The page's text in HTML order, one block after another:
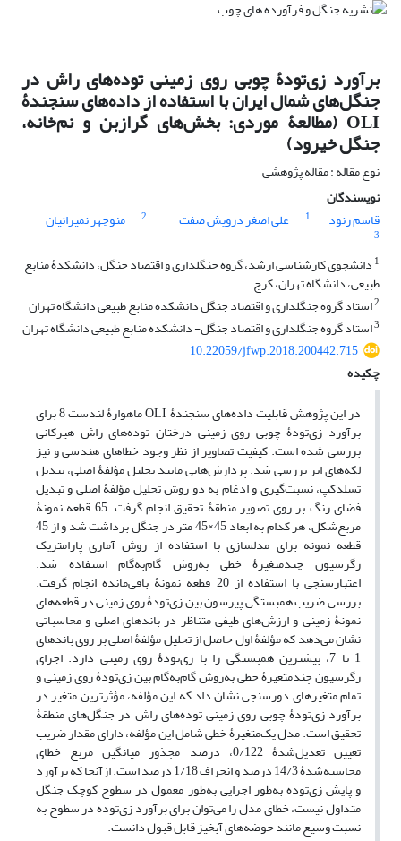
برآورد زی‌تودۀ چوبی روی زمینی توده‌های راش در
جنگل‌های شمال ایران با استفاده از داده‌های سنجندۀ
OLI (مطالعۀ موردی: بخش‌های گرازبن و نم‌خانه،
جنگل خیرود)
نوع مقاله : مقاله پژوهشی
نویسندگان
قاسم رنود
1 علی اصغر درویش صفت 2 منوچهر نمیرانیان
3
1 دانشجوی کارشناسی ارشد، گروه جنگلداری و اقتصاد جنگل، دانشکدۀ منابع
طبیعی، دانشگاه تهران، کرج
2استاد گروه جنگلداری و اقتصاد جنگل دانشکده منابع طبیعی دانشگاه تهران
3استاد گروه جنگلداری و اقتصاد جنگل- دانشکده منابع طبیعی دانشگاه تهران
10.22059/jfwp.2018.200442.715
چکیده
در این پژوهش قابلیت داده‌های سنجندۀ OLI ماهوارۀ لندست 8 برای
برآورد زی‌تودۀ چوبی روی زمینی درختان توده‌های راش هیرکانی
بررسی شده است. کیفیت تصاویر از نظر وجود خطاهای هندسی و نیز
لکه‌های ابر بررسی شد. پردازش‌هایی مانند تحلیل مؤلفۀ اصلی، تبدیل
تسلدکپ، نسبت‌گیری و ادغام به دو روش تحلیل مؤلفۀ اصلی و تبدیل
فضای رنگ بر روی تصویر منطقۀ تحقیق انجام گرفت. 65 قطعه نمونۀ
مربع‌شکل، هر کدام به ابعاد 45×45 متر در جنگل برداشت شد و از 45
قطعه نمونه برای مدلسازی با استفاده از روش آماری پارامتریک
رگرسیون چندمتغیرۀ خطی به‌روش گام‌به‌گام استفاده شد.
اعتبارسنجی با استفاده از 20 قطعه نمونۀ باقی‌مانده انجام گرفت.
بررسی ضریب همبستگی پیرسون بین زی‌تودۀ روی زمینی در قطعه‌های
نمونۀ زمینی و ارزش‌های طیفی متناظر در باندهای اصلی و محاسباتی
نشان می‌دهد که مؤلفۀ اول حاصل از تحلیل مؤلفۀ اصلی بر روی باندهای
1 تا 7، بیشترین همبستگی را با زی‌تودۀ روی زمینی دارد. اجرای
رگرسیون چندمتغیرۀ خطی به‌روش گام‌به‌گام بین زی‌تودۀ روی زمینی و
تمام متغیرهای دورسنجی نشان داد که این مؤلفه، مؤثرترین متغیر در
برآورد زی‌تودۀ چوبی روی زمینی توده‌های راش در جنگل‌های منطقۀ
تحقیق است. مدل یک‌متغیرۀ خطی شامل این مؤلفه، دارای مقدار ضریب
تعیین تعدیل‌شدۀ 0/122، درصد مجذور میانگین مربع خطای
محاسبه‌شدۀ 14/3 درصد و انحراف 1/18 درصد است. ازآنجا که برآورد
و پایش زی‌توده به‌طور اجرایی به‌طور معمول در سطوح کوچک جنگل
متداول نیست، خطای مدل را می‌توان برای برآورد زی‌توده در سطوح به
نسبت وسیع مانند حوضه‌های آبخیز قابل قبول دانست.